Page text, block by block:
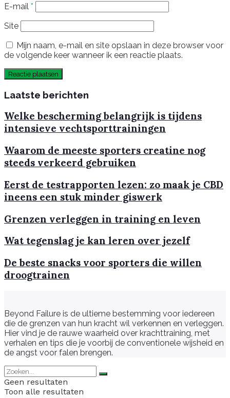
E-mail *
Site
Mijn naam, e-mail en site opslaan in deze browser voor
de volgende keer wanneer ik een reactie plaats.
Laatste berichten
Welke bescherming belangrijk is tijdens
intensieve vechtsporttrainingen
Waarom de meeste sporters creatine nog
steeds verkeerd gebruiken
Eerst de testrapporten lezen: zo maak je CBD
ineens een stuk minder giswerk
Grenzen verleggen in training en leven
Wat tegenslag je kan leren over jezelf
De beste snacks voor sporters die willen
droogtrainen
Beyond Failure is de ultieme bestemming voor iedereen
die de grenzen van hun kracht wil verkennen en verleggen.
Hier vind je de rauwe waarheid over krachttraining, met
verhalen en tips die je voorbij de conventionele wijsheid en
de angst voor falen brengen.
Geen resultaten
Toon alle resultaten